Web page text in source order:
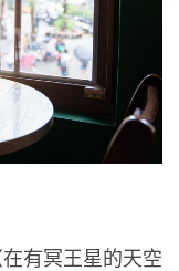
有冥王星的天空